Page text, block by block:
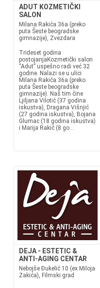
ADUT KOZMETIČKI
SALON
Milana Rakića 36a (preko
puta Šeste beogradske
gimnazije), Zvezdara
Trideset godina
postojanjaKozmetički salon
“Adut” uspešno radi već 32
godine. Nalazi se u ulici
Milana Rakića 36a (preko
puta Šeste beogradske
gimnazije). Naš tim čine
Ljiljana Vilotić (37 godina
iskustva), Dragana Višnjić
(27 godina iskustva), Bojana
Glumac (18 godina iskustva)
i Marija Rakić (8 go...
DEJA - ESTETIC &
ANTI-AGING CENTAR
Nebojše Đukelić 10 (ex Miloja
Zakića), Filmski grad